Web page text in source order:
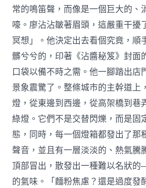
常的鳴笛聲，而像是一個巨大的、
嚎。廖沾沾皺著眉頭，這嚴重干擾
冥想」。他決定出去看個究竟，順
髒兮兮的，印著《沾醬秘笈》封面
口袋以備不時之需。他一腳踏出店
景象震驚了。整條城市的主幹道上
燈，從東邊到西邊，從高架橋到巷
綠燈。它們不是交替閃爍，而是固
態，同時，每一個燈箱都發出了那
聲音，並且有一層淡淡的、熱氣騰
頂部冒出，散發出一種難以名狀
的氣味。「麵粉焦慮？還是過度發